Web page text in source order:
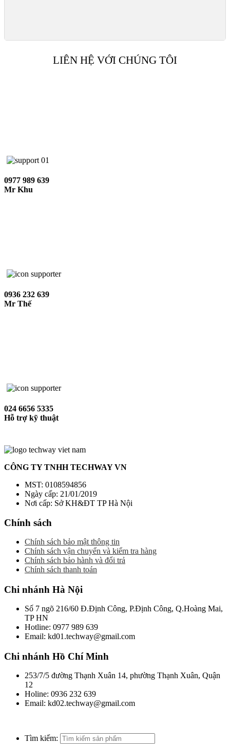
LIÊN HỆ VỚI CHÚNG TÔI
0977 989 639
Mr Khu
0936 232 639
Mr Thế
024 6656 5335
Hỗ trợ kỹ thuật
CÔNG TY TNHH TECHWAY VN
MST: 0108594856
Ngày cấp: 21/01/2019
Nơi cấp: Sở KH&ĐT TP Hà Nội
Chính sách
Chính sách bảo mật thông tin
Chính sách vận chuyển và kiểm tra hàng
Chính sách bảo hành và đổi trả
Chính sách thanh toán
Chi nhánh Hà Nội
Số 7 ngõ 216/60 Đ.Định Công, P.Định Công, Q.Hoàng Mai,
TP HN
Hotline: 0977 989 639
Email: kd01.techway@gmail.com
Chi nhánh Hồ Chí Minh
253/7/5 đường Thạnh Xuân 14, phường Thạnh Xuân, Quận
12
Holine: 0936 232 639
Email: kd02.techway@gmail.com
Tìm kiếm: